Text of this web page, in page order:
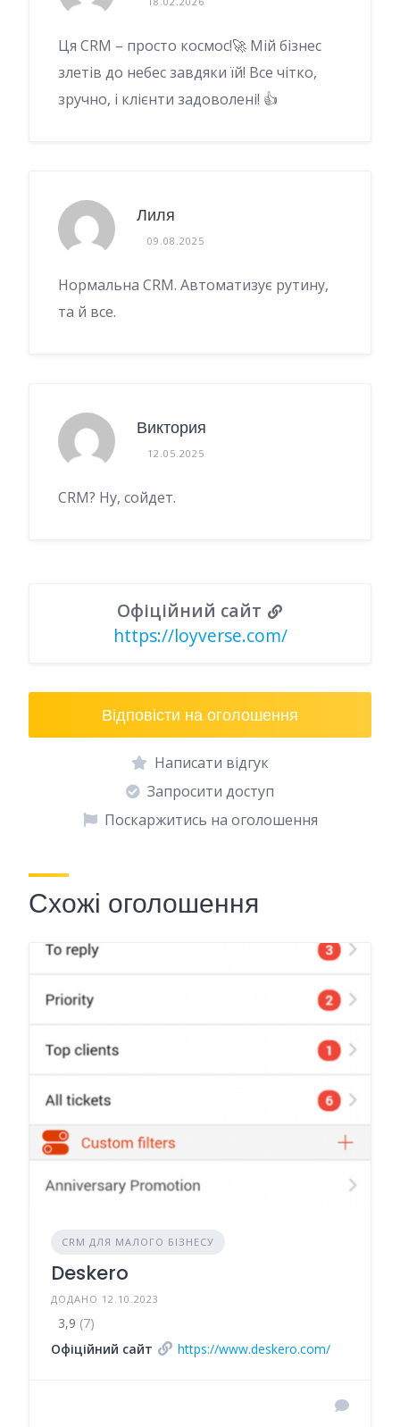
Ця CRM – просто космос!🚀 Мій бізнес
злетів до небес завдяки їй! Все чітко,
зручно, і клієнти задоволені! 👍
Лиля
09.08.2025
Нормальна CRM. Автоматизує рутину,
та й все.
Виктория
12.05.2025
CRM? Ну, сойдет.
Офіційний сайт
https://loyverse.com/
Відповісти на оголошення
Написати відгук
Запросити доступ
Поскаржитись на оголошення
Схожі оголошення
CRM ДЛЯ МАЛОГО БІЗНЕСУ
Deskero
ДОДАНО 12.10.2023
3,9 (7)
Офіційний сайт
https://www.deskero.com/